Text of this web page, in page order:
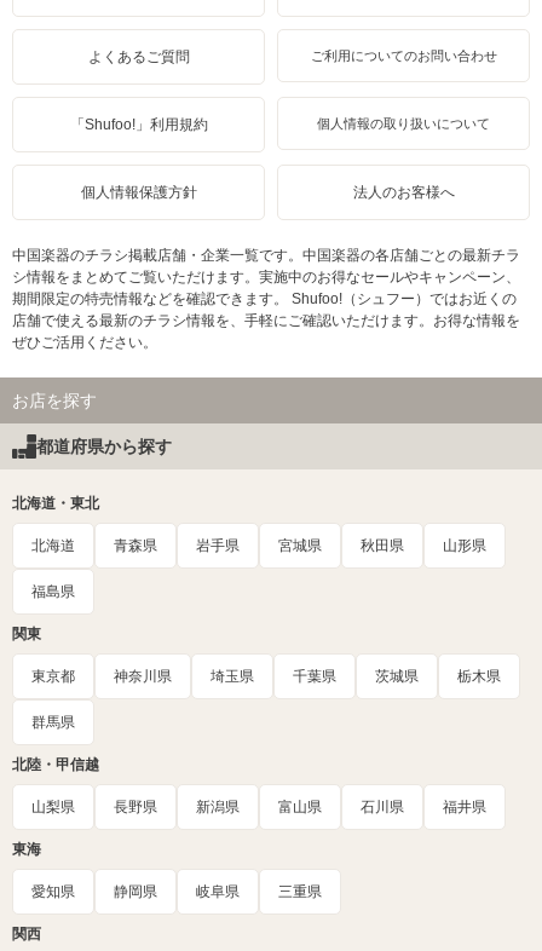
よくあるご質問 ご利用についてのお問い合わせ
「Shufoo!」利用規約 個人情報の取り扱いについて
個人情報保護方針 法人のお客様へ
中国楽器のチラシ掲載店舗・企業一覧です。中国楽器の各店舗ごとの最新チラ
シ情報をまとめてご覧いただけます。実施中のお得なセールやキャンペーン、
期間限定の特売情報などを確認できます。 Shufoo!（シュフー）ではお近くの
店舗で使える最新のチラシ情報を、手軽にご確認いただけます。お得な情報を
ぜひご活用ください。
お店を探す
都道府県から探す
北海道・東北
北海道 青森県 岩手県 宮城県 秋田県 山形県
福島県
関東
東京都 神奈川県 埼玉県 千葉県 茨城県 栃木県
群馬県
北陸・甲信越
山梨県 長野県 新潟県 富山県 石川県 福井県
東海
愛知県 静岡県 岐阜県 三重県
関西